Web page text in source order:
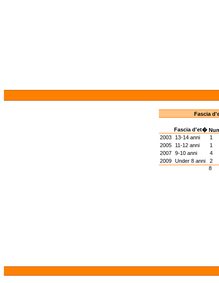
Fascia
Fascia d'et�
2003
13-14 anni 1
2005
11-12 anni 1
2007 9-10 anni 4
2009 Under 8 anni 2
8